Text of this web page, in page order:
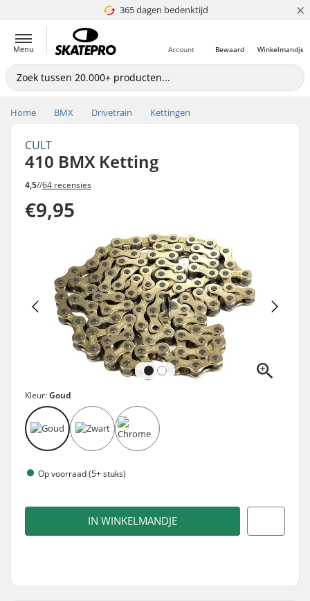
365 dagen bedenktijd
4.8 van 5 ×
Menu Winkelmandje
Bewaard
Account
Home BMX Drivetrain Kettingen
CULT
410 BMX Ketting
4,5//64 recensies
€9,95
Kleur:Goud
Op voorraad (5+ stuks)
IN WINKELMANDJE